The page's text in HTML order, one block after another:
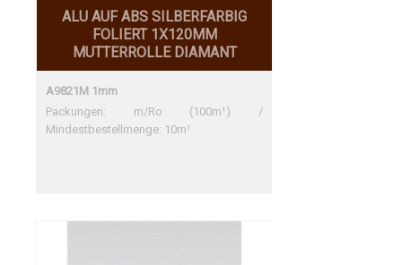
ALU AUF ABS SILBERFARBIG
FOLIERT 1X120MM
MUTTERROLLE DIAMANT
A9821M 1mm
Packungen: m/Ro (100m¹) /
Mindestbestellmenge: 10m¹